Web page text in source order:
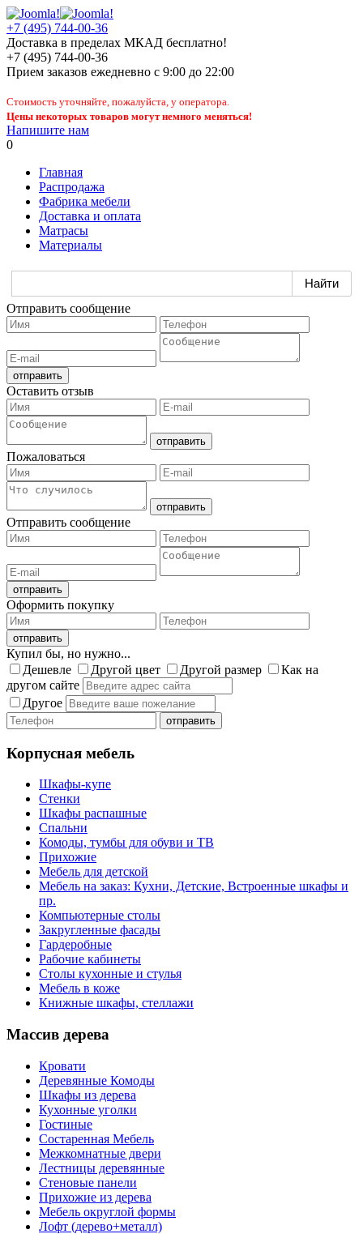
+7 (495) 744-00-36
Доставка в пределах МКАД бесплатно!
+7 (495) 744-00-36
Прием заказов ежедневно с 9:00 до 22:00
Стоимость уточняйте, пожалуйста, у оператора.
Цены некоторых товаров могут немного меняться!
Напишите нам
0
Главная
Распродажа
Фабрика мебели
Доставка и оплата
Матрасы
Материалы
Отправить сообщение
Оставить отзыв
Пожаловаться
Отправить сообщение
Оформить покупку
Купил бы, но нужно...
Дешевле
Другой цвет Другой размер
Как на
другом сайте
Другое
Корпусная мебель
Шкафы-купе
Стенки
Шкафы распашные
Спальни
Комоды, тумбы для обуви и ТВ
Прихожие
Мебель для детской
Мебель на заказ: Кухни, Детские, Встроенные шкафы и
пр.
Компьютерные столы
Закругленные фасады
Гардеробные
Рабочие кабинеты
Столы кухонные и стулья
Мебель в коже
Книжные шкафы, стеллажи
Массив дерева
Кровати
Деревянные Комоды
Шкафы из дерева
Кухонные уголки
Гостиные
Состаренная Мебель
Межкомнатные двери
Лестницы деревянные
Стеновые панели
Прихожие из дерева
Мебель округлой формы
Лофт (дерево+металл)